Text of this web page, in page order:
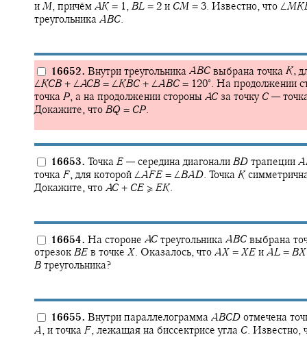
и M, причём AK= 1, BL = 2 и CM = 3. Известно, что ∠MK
треугольника ABC.
16652. Внутри треугольника ABC выбрана точка K,
∠KCB + ∠ACB = ∠KBC + ∠ABC = 120‍∘ . На продолжении
точка P, а на продолжении стороны AC за точку C —
Докажите, что BQ = CP.
16653. Точка E — середина диагонали BD трапеции A
точка F,для которой ∠AFE = ∠BAD. Точка K
Докажите, что AC + CE ≥ EK.
16654. На стороне AC треугольника ABC выбрана
отрезок BE в точке X. Оказалось, что AX = XE и AL = BX
B треугольника?
16655. Внутри параллелограмма ABCD отмечена
A, и точка F, лежащая на биссектрисе угла C. Известно,